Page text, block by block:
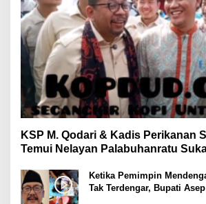
KSP M. Qodari & Kadis Perikanan
Temui Nelayan Palabuhanratu
Ketika Pemimpin
Tak Terdengar, Bupati